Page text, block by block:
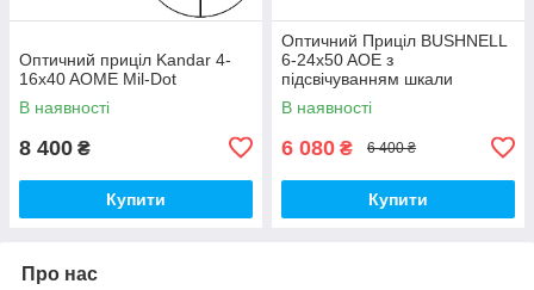
Оптичний приціл Kandar 4-
16x40 AOME Mil-Dot
В наявності
8 400 ₴
Купити
Оптичний Приціл BUSHNELL
6-24x50 AOE з
підсвічуванням шкали
В наявності
6 080 ₴ 6 400 ₴
Купити
Про нас